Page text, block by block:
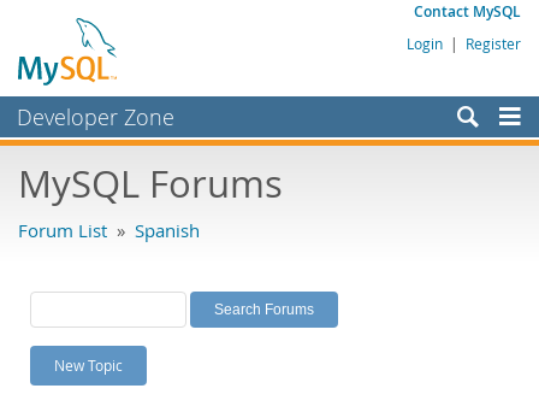
Contact MySQL
Login | Register
Developer Zone
Bugs
Labs
Planet MySQL
News and Events
MySQL Forums
Forum List » Spanish
New Topic